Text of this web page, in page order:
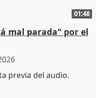
01:48
mal parada" por el